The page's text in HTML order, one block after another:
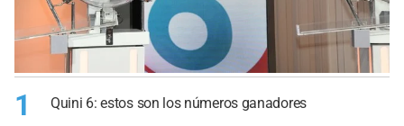
1 Quini 6: estos son los números ganadores